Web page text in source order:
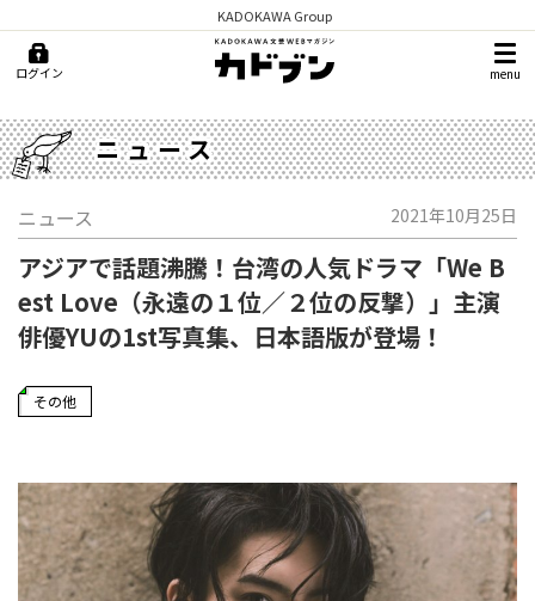
KADOKAWA Group
ログイン menu
ニュース
ニュース 2021年10月25日
アジアで話題沸騰！台湾の人気ドラマ「We B
est Love（永遠の１位／２位の反撃）」主演
俳優YUの1st写真集、日本語版が登場！
その他